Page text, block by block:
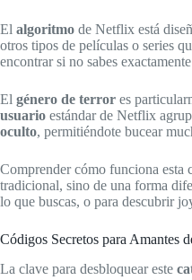
El algoritmo de Netflix está
otros tipos de películas o series
encontrar si no sabes
El género de terror es
usuario estándar de Netflix
oculto, permitiéndote bucear
Comprender cómo funciona esta
tradicional, sino de una forma
lo que buscas, o para descubrir
Códigos Secretos para Amantes
La clave para desbloquear este